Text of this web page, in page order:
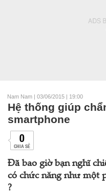
Nam Nam | 03/06/2015 | 19:00
Hệ thống giúp
smartphone
0
CHIA SẺ
Đã bao giờ bạn nghĩ
có chức năng như một
?